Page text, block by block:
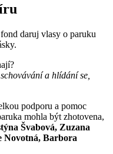
daruj vlasy o paruku
a hlídání se,
podporu a pomoc
mohla být zhotovena,
Švabová, Zuzana
Novotná, Barbora